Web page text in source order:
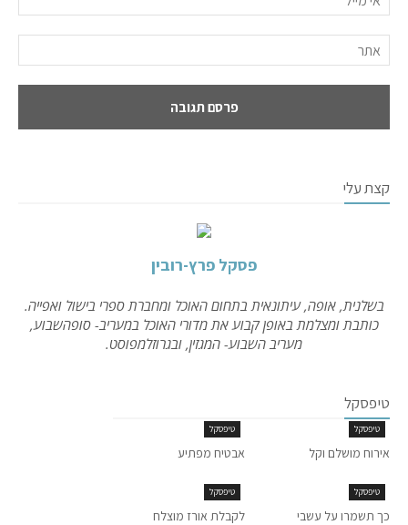
קצת עלי
פסקל פרץ-רובין
בשלנית, אופה, עיתונאית בתחום האוכל ומחברת ספרי בישול ואפייה.
כותבת ומצלמת באופן קבוע את מדורי האוכל במעריב- סופהשבוע,
מעריב השבוע- המגזין, ובגרוזלמפוסט.
טיפסקל
טיפסקל
אירוח מושלם וקל
טיפסקל
אבטיח מפתיע
טיפסקל
כך תשמרו על עשבי
טיפסקל
לקבלת אורז מוצלח